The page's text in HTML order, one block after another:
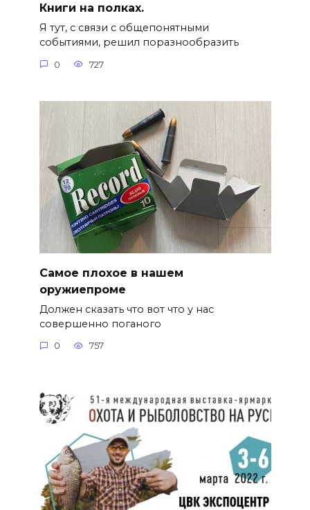
Книги на полках.
Я тут, с связи с общепонятными
событиями, решил поразнообразить
0 727
Самое плохое в нашем
оружиепроме
Должен сказать что вот что у нас
совершенно поганого
0 757